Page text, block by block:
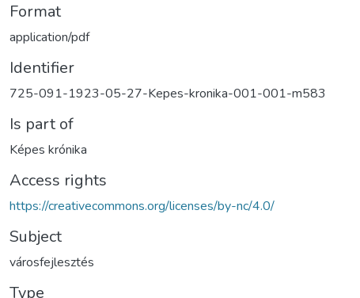
Format
application/pdf
Identifier
725-091-1923-05-27-Kepes-kronika-001-001-m583
Is part of
Képes krónika
Access rights
https://creativecommons.org/licenses/by-nc/4.0/
Subject
városfejlesztés
Type